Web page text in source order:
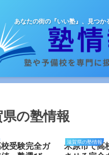
あなたの街の『いい塾』、見つか
の塾情報
受験完全ガ
滋賀県の塾情報
米原市で高